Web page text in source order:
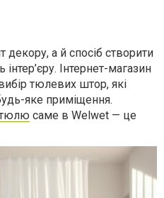
а й спосіб створити
Інтернет-магазин
тюлевих штор, які
яке приміщення.
тюлю саме в Welwet — це